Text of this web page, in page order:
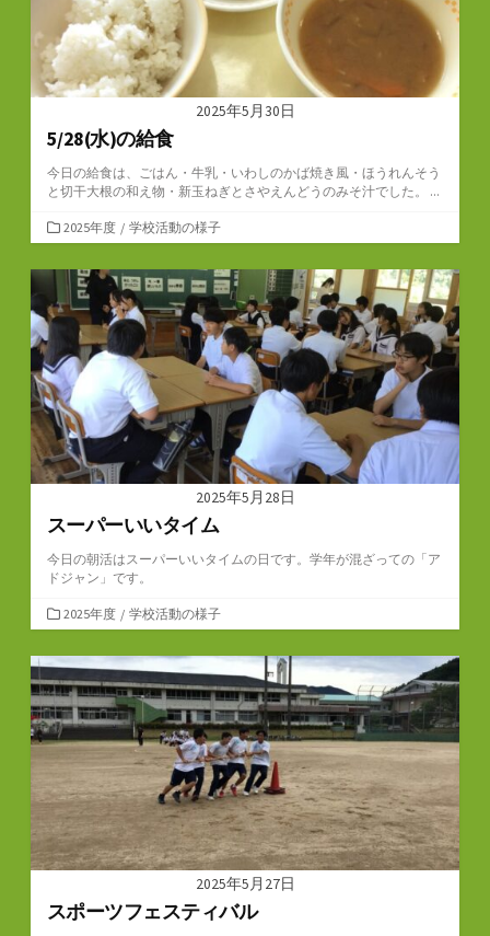
2025年5月30日
5/28(水)の給食
今日の給食は、ごはん・牛乳・いわしのかば焼き風・ほうれんそう
と切干大根の和え物・新玉ねぎとさやえんどうのみそ汁でした。 ...
カ
テ
ゴ
リ
ー
2025年度 / 学校活動の様子
2025年5月28日
スーパーいいタイム
今日の朝活はスーパーいいタイムの日です。学年が混ざっての「ア
ドジャン」です。
カ
テ
ゴ
リ
ー
2025年度 / 学校活動の様子
2025年5月27日
スポーツフェスティバル